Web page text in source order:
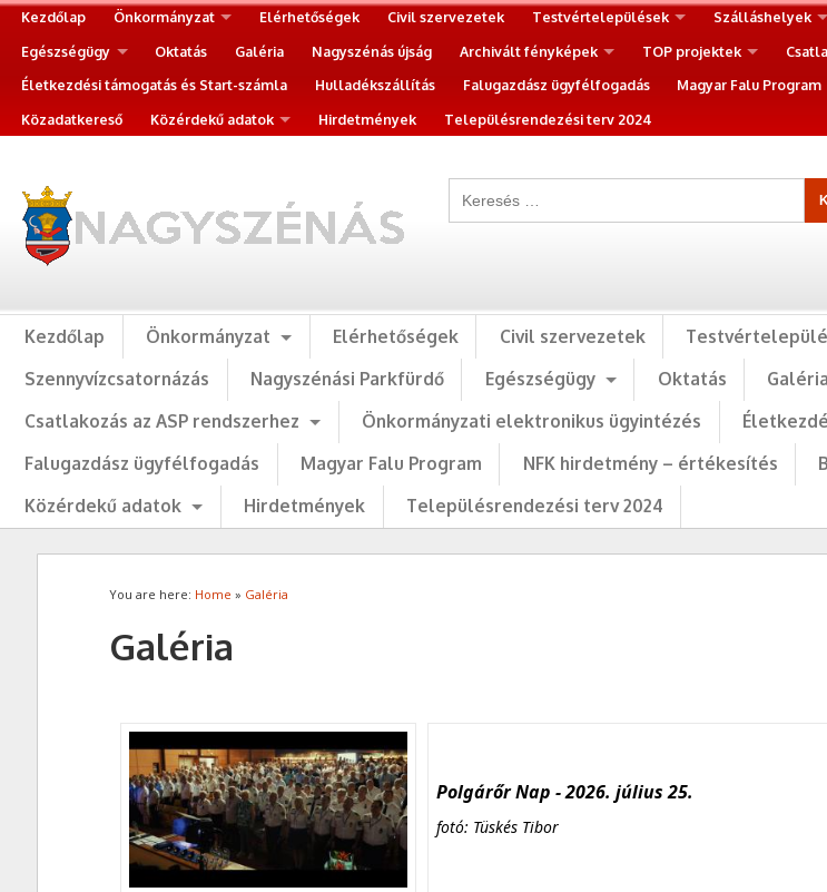
Kezdőlap Önkormányzat Elérhetőségek Civil szervezetek Testvértelepülések Szálláshelyek
Egészségügy
Oktatás Galéria Nagyszénás újság Archivált fényképek TOP projektek
Életkezdési támogatás és Start-számla
Hulladékszállítás Falugazdász ügyfélfogadás Magyar Falu Program
Közadatkereső
Közérdekű adatok Hirdetmények Településrendezési terv 2024
Kezdőlap Önkormányzat Elérhetőségek Civil szervezetek
Szennyvízcsatornázás
Nagyszénási Parkfürdő Egészségügy Oktatás Galéria
Csatlakozás az ASP rendszerhez
Önkormányzati elektronikus ügyintézés
Falugazdász ügyfélfogadás
Magyar Falu Program NFK hirdetmény – értékesítés
Közérdekű adatok
Hirdetmények Településrendezési terv 2024
You are here: Home » Galéria
Galéria
Polgárőr Nap - 2026. július 25.
fotó: Tüskés Tibor